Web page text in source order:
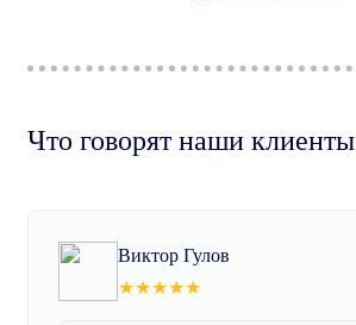
Что говорят наши клиенты
Виктор Гулов
★★★★★